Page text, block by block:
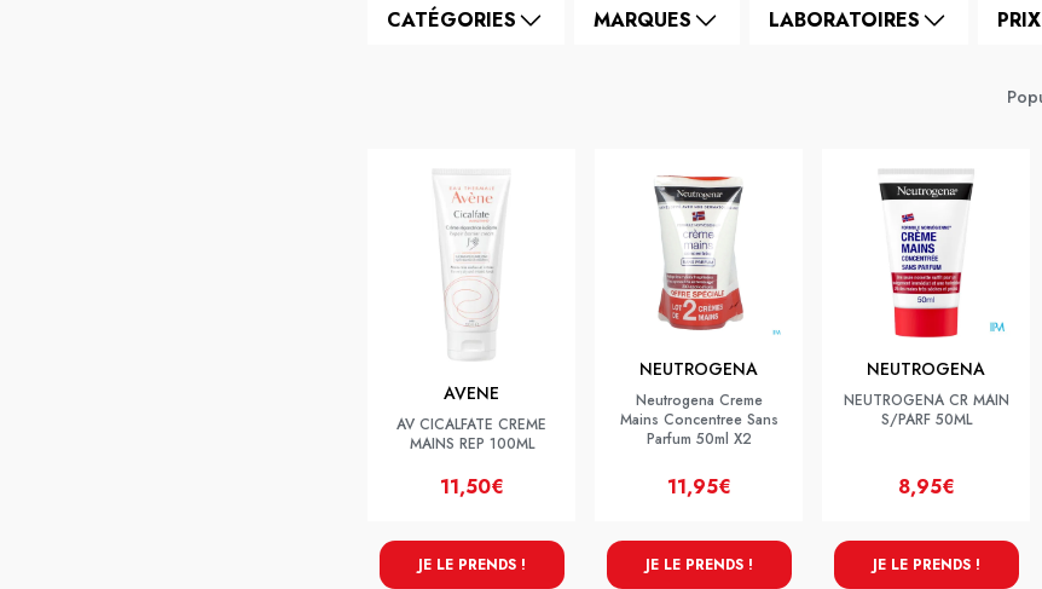
CATÉGORIES MARQUES LABORATOIRES PRIX
AVENE
AV CICALFATE CREME
MAINS REP 100ML
11,50€
JE LE PRENDS !
NEUTROGENA
Neutrogena Creme
Mains Concentree Sans
Parfum 50ml X2
11,95€
JE LE PRENDS !
NEUTROGENA
NEUTROGENA CR MAIN
S/PARF 50ML
8,95€
JE LE PRENDS !